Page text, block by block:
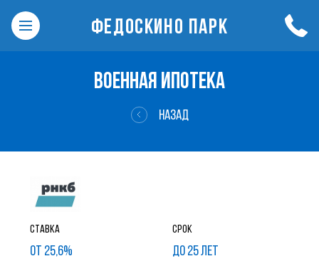
ФЕДОСКИНО ПАРК
ВОЕННАЯ ИПОТЕКА
НАЗАД
Ставка
от 25,6%
Срок
до 25 лет